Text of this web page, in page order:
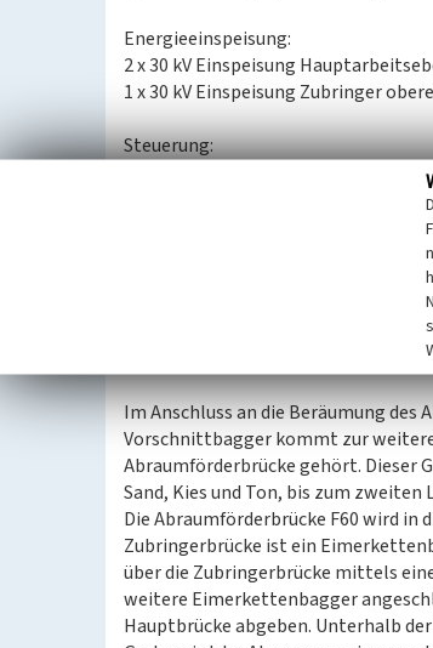
Energieeinspeisung:
2 x 30 kV Einspeisung
1 x 30 kV Einspeisung Zubringer
Steuerung:
Speicherprogrammierbare
als Prozessleitsystem gestaltet
verschiedene
1 x 12.000 kVA Zubringer obere
Im Anschluss an die Beräumung des
Vorschnittbagger kommt zur
Abraumförderbrücke gehört. Dieser
Sand, Kies und Ton, bis zum
Die Abraumförderbrücke F60 wird in
Zubringerbrücke ist ein
über die Zubringerbrücke mittels
weitere Eimerkettenbagger
Hauptbrücke abgeben. Unterhalb